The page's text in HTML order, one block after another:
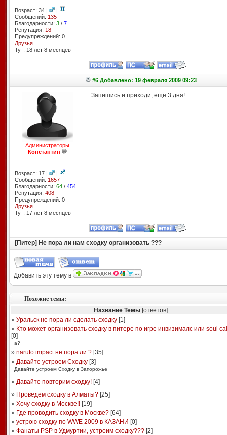
Возраст: 34 |
|
Сообщений: 135
Благодарности: 3/ 7
Репутация: 18
Предупреждений: 0
Друзья
Тут: 18 лет 8 месяцев
#6 Добавлено: 19 февраля 2009 09:23
Администраторы
Константин
--
Возраст: 17 |
|
Сообщений: 1657
Благодарности: 64/ 454
Репутация: 408
Предупреждений: 0
Друзья
Тут: 17 лет 8 месяцев
Запишись и приходи, ещё 3 дня!
[Питер] Не пора ли нам сходку организовать ???
Добавить эту тему в
Похожие темы:
Название Темы[ответов]
» Уральск не пора ли сделать сходку[1]
» Кто может организовать сходку в питере по игре инвизималс или soul
[0]
а?
» naruto impact не пора ли ?[35]
» Давайте устроем Сходку[3]
Давайте устроем Сходку в Запорожье
» Давайте повторим сходку![4]
» Проведем сходку в Алматы?[25]
» Хочу сходку в Москве!![19]
» Где проводить сходку в Москве?[64]
» устрою сходку по WWE 2009 в КАЗАНИ [0]
» Фанаты PSP в Удмуртии, устроим сходку???[2]